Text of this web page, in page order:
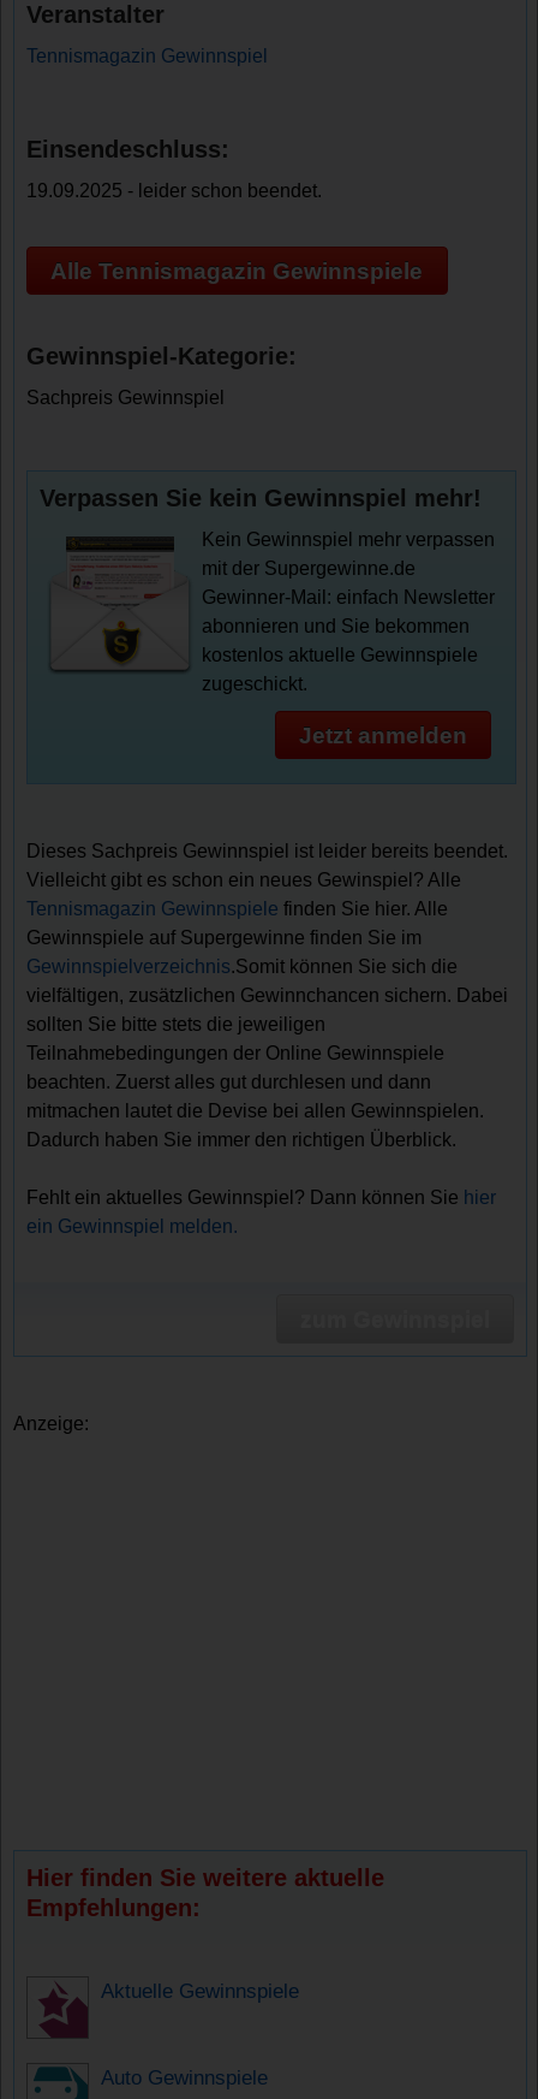
Veranstalter
Tennismagazin Gewinnspiel
Einsendeschluss:
19.09.2025 - leider schon beendet.
Alle Tennismagazin Gewinnspiele
Gewinnspiel-Kategorie:
Sachpreis Gewinnspiel
Verpassen Sie kein Gewinnspiel mehr!
Kein Gewinnspiel mehr verpassen
mit der Supergewinne.de
Gewinner-Mail: einfach Newsletter
abonnieren und Sie bekommen
kostenlos aktuelle Gewinnspiele
zugeschickt.
Jetzt anmelden
Dieses Sachpreis Gewinnspiel ist leider bereits beendet.
Vielleicht gibt es schon ein neues Gewinspiel? Alle
Tennismagazin Gewinnspiele finden Sie hier. Alle
Gewinnspiele auf Supergewinne finden Sie im
Gewinnspielverzeichnis.Somit können Sie sich die
vielfältigen, zusätzlichen Gewinnchancen sichern. Dabei
sollten Sie bitte stets die jeweiligen
Teilnahmebedingungen der Online Gewinnspiele
beachten. Zuerst alles gut durchlesen und dann
mitmachen lautet die Devise bei allen Gewinnspielen.
Dadurch haben Sie immer den richtigen Überblick.
Fehlt ein aktuelles Gewinnspiel? Dann können Sie hier
ein Gewinnspiel melden.
Anzeige:
Hier finden Sie weitere aktuelle
Empfehlungen:
Aktuelle Gewinnspiele
Auto Gewinnspiele